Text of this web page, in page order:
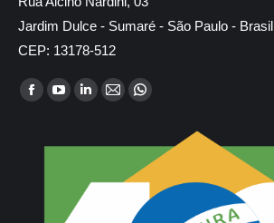
Jardim Dulce - Sumaré - São Paulo - Brasil
CEP: 13178-512
Encuéntranos en:
Facebook
opens
window
YouTube
opens
new
window
Linkedin
opens
new
Mail
opens
window
Whatsapp
opens
in
new